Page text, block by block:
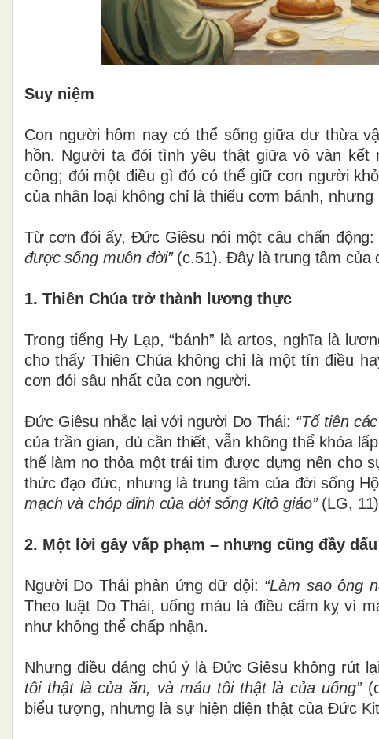
Suy niệm
Con người hôm nay có thể sống giữa dư thừa
hồn. Người ta đói tình yêu thật giữa vô vàn
công; đói một điều gì đó có thể giữ con người
của nhân loại không chỉ là thiếu cơm bánh,
Từ cơn đói ấy, Đức Giêsu nói một câu chấn động:
được sống muôn đời”(c.51). Đây là trung tâm của
1. Thiên Chúa trở thành lương thực
Trong tiếng Hy Lạp, “bánh” là artos, nghĩa là
cho thấy Thiên Chúa không chỉ là một tín điều
cơn đói sâu nhất của con người.
Đức Giêsu nhắc lại với người Do Thái: “Tổ tiên
của trần gian, dù cần thiết, vẫn không thể khỏa
thể làm no thỏa một trái tim được dựng nên cho
thức đạo đức, nhưng là trung tâm của đời sống
mạch và chóp đỉnh của đời sống Kitô giáo”(LG,
2. Một lời gây vấp phạm – nhưng cũng đầy
Người Do Thái phản ứng dữ dội: “Làm sao ông
Theo luật Do Thái, uống máu là điều cấm kỵ vì
như không thể chấp nhận.
Nhưng điều đáng chú ý là Đức Giêsu không rút
tôi thật là của ăn, và máu tôi thật là của uống”
biểu tượng, nhưng là sự hiện diện thật của Đức